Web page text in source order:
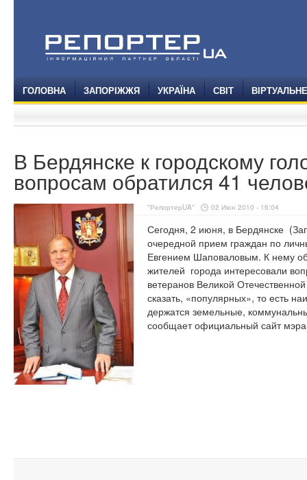
ГОЛОВНА ЗАПОРІЖЖЯ УКРАЇНА СВІТ
В Бердянске к городскому
вопросам обратился 41
"РепортерUA" 02 Июн 2010 - 16:04
Сегодня, 2 июня, в Бердянске
очередной прием граждан по
Евгением Шаповаловым. К нему
жителей города интересовали
ветеранов Великой
сказать, «популярных», то есть
держатся земельные,
сообщает официальный сайт